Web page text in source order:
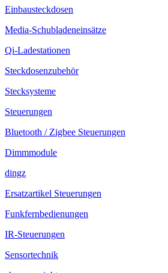
Einbausteckdosen
Media-Schubladeneinsätze
Qi-Ladestationen
Steckdosenzubehör
Stecksysteme
Steuerungen
Bluetooth / Zigbee Steuerungen
Dimmmodule
dingz
Ersatzartikel Steuerungen
Funkfernbedienungen
IR-Steuerungen
Sensortechnik